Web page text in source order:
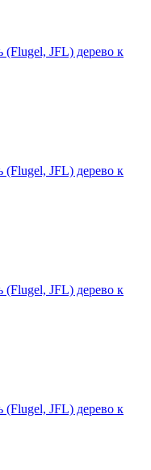
JFL) дерево к
JFL) дерево к
JFL) дерево к
JFL) дерево к